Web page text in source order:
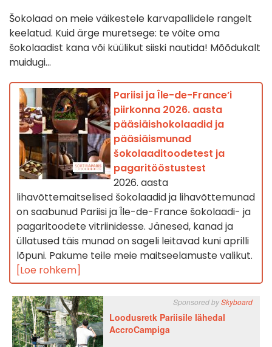
Šokolaad on meie väikestele karvapallidele rangelt
keelatud. Kuid ärge muretsege: te võite oma
šokolaadist kana või küülikut siiski nautida! Mõõdukalt
muidugi...
Pariisi ja Île-de-France’i
piirkonna 2026. aasta
pääsiäishokolaadid ja
pääsiäismunad
šokolaaditoodetest ja
pagaritööstustest
2026. aasta
lihavõttemaitselised šokolaadid ja lihavõttemunad
on saabunud Pariisi ja Île-de-France šokolaadi- ja
pagaritoodete vitriinidesse. Jänesed, kanad ja
üllatused täis munad on sageli leitavad kuni aprilli
lõpuni. Pakume teile meie maitseelamuste valikut.
[Loe rohkem]